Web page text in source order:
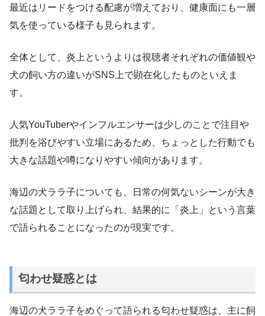
最近はリードをつける配慮が増えており、健康面にも一層
気を使っている様子も見られます。
全体として、炎上というよりは視聴者それぞれの価値観や
犬の飼い方の違いがSNS上で顕在化したものといえま
す。
人気YouTuberやインフルエンサーは少しのことで注目や
批判を浴びやすい立場にあるため、ちょっとした行動でも
大きな話題や噂になりやすい傾向があります。
海辺の犬ララ子についても、日常の何気ないシーンが大き
な話題として取り上げられ、結果的に「炎上」という言葉
で語られることになったのが現実です。
匂わせ疑惑とは
海辺の犬ララ子をめぐって語られる匂わせ疑惑は、主に飼